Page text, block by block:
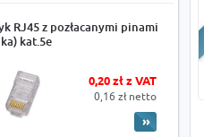
RJ45 z pozłacanymi pinami
kat.5e
0,20 zł z VAT
0,16 zł netto